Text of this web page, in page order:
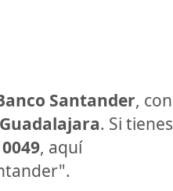
Santander, con
. Si tienes
0049, aquí